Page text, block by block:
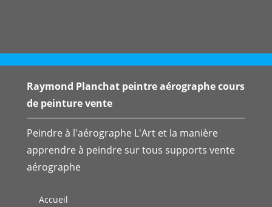
Raymond Planchat peintre aérographe cours
de peinture vente
Peindre à l'aérographe L'Art et la manière
apprendre à peindre sur tous supports vente
aérographe
Accueil